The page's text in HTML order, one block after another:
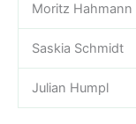
Moritz Hahmann
Saskia Schmidt
Julian Humpl